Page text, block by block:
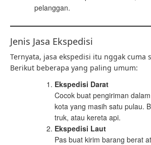
pelanggan.
Jenis Jasa Ekspedisi
Ternyata, jasa ekspedisi itu nggak cuma
Berikut beberapa yang paling umum:
Ekspedisi Darat
Cocok buat pengiriman
kota yang masih satu pulau.
truk, atau kereta api.
Ekspedisi Laut
Pas buat kirim barang berat